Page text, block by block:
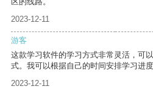
2023-12-11
游客
这款学习软件的学习方式非常灵活，可
式。我可以根据自己的时间安排学习进度
2023-12-11